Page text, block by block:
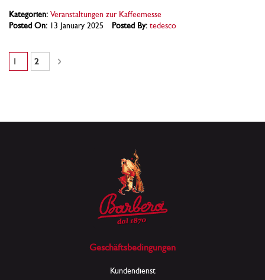
Kategorien: Veranstaltungen zur Kaffeemesse
Posted On: 13 January 2025 Posted By: tedesco
Seite
Sie lesen gerade die Seite
1 Seite
2 Seite
Weiter
Geschäftsbedingungen
Kundendienst